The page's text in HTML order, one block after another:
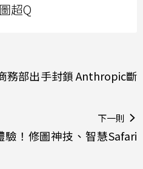
超Q
務部出手封鎖 Anthropic斷
下一則
！修圖神技、智慧Safari